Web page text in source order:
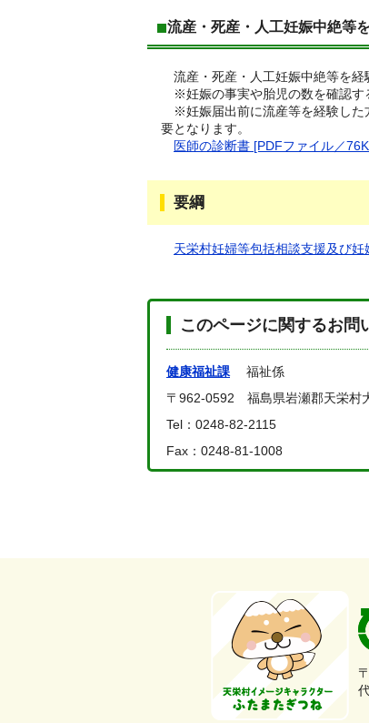
流産・死産・人工妊娠中絶等
流産・死産・人工妊娠中絶等を経
※妊娠の事実や胎児の数を確認す
※妊娠届出前に流産等を経験した
要となります。
医師の診断書 [PDFファイル／
要綱
天栄村妊婦等包括相談支援及び
このページに関するお問
健康福祉課福祉係
〒962-0592 福島県岩瀬郡天栄村
Tel：0248-82-2115
Fax：0248-81-1008